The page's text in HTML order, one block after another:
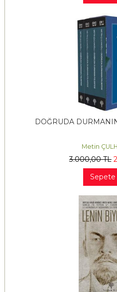
DOĞRUDA
Metin
3.000,00TL
Sepete